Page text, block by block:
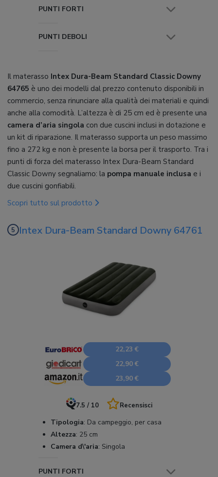
PUNTI FORTI
PUNTI DEBOLI
Il materasso Intex Dura-Beam Standard Classic Downy
64765 è uno dei modelli dal prezzo contenuto disponibili in
commercio, senza rinunciare alla qualità dei materiali e quindi
anche alla comodità. L’altezza è di 25 cm ed è presente una
camera d’aria singola con due cuscini inclusi in dotazione e
un kit di riparazione. Il materasso supporta un peso massimo
fino a 272 kg e non è presente la borsa per il trasporto. Tra i
punti di forza del materasso Intex Dura-Beam Standard
Classic Downy segnaliamo: la pompa manuale inclusa e i
due cuscini gonfiabili.
Scopri tutto sul prodotto
Intex Dura-Beam Standard Downy 64761
22,23 €
22,90 €
23,90 €
7.5 / 10 Recensisci
Tipologia: Da campeggio, per casa
Altezza: 25 cm
Camera d\'aria: Singola
PUNTI FORTI